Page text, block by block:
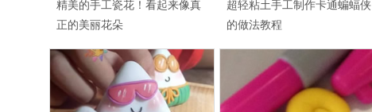
精美的手工瓷花！看起来像真
正的美丽花朵
超轻粘土手工制作卡通蝙蝠侠
的做法教程